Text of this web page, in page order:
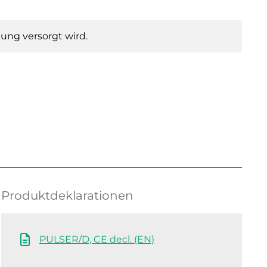
versorgt wird.
Produktdeklarationen
PULSER/D, CE decl. (EN)